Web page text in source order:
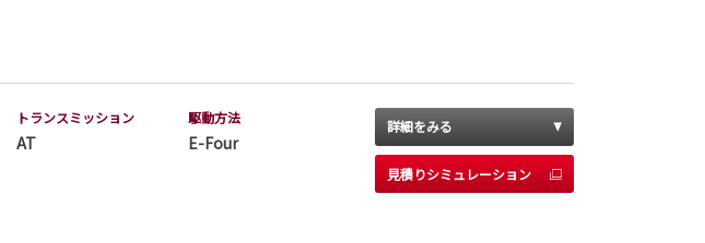
トランスミッション
AT
駆動方法
E-Four
詳細をみる
見積りシミュレーション